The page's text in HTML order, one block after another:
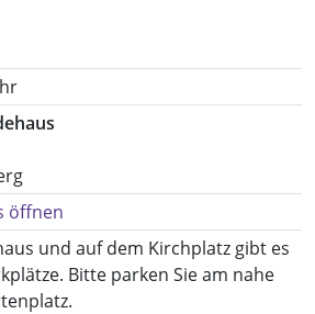
öffnen
und auf dem Kirchplatz gibt es
Bitte parken Sie am nahe